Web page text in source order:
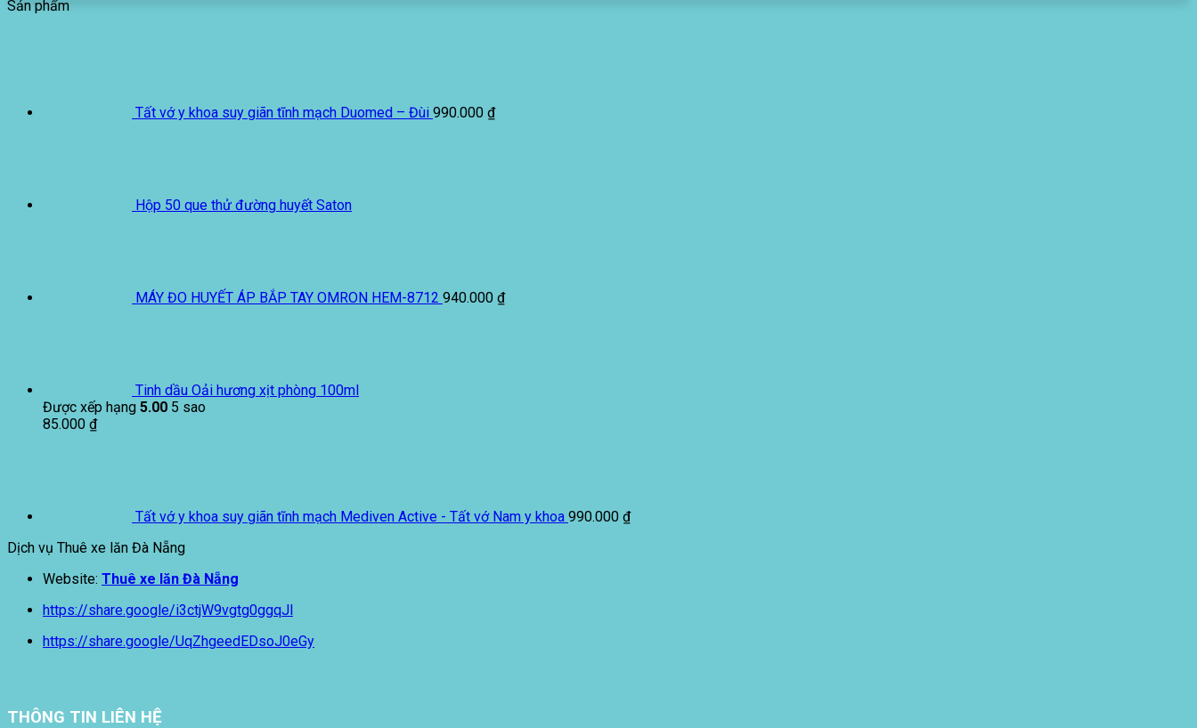
Sản phẩm
Tất vớ y khoa suy giãn tĩnh mạch Duomed – Đùi 990.000 ₫
Hộp 50 que thử đường huyết Saton
MÁY ĐO HUYẾT ÁP BẮP TAY OMRON HEM-8712 940.000 ₫
Tinh dầu Oải hương xịt phòng 100ml
Được xếp hạng 5.00 5 sao
85.000 ₫
Tất vớ y khoa suy giãn tĩnh mạch Mediven Active - Tất vớ Nam y khoa 990.000 ₫
Dịch vụ Thuê xe lăn Đà Nẵng
Website: Thuê xe lăn Đà Nẵng
https://share.google/i3ctjW9vgtg0ggqJl
https://share.google/UqZhgeedEDsoJ0eGy
THÔNG TIN LIÊN HỆ